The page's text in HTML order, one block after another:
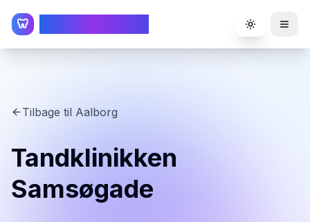
🦷 Toggle
Tilbage til Aalborg
Tandklinikken
Samsøgade